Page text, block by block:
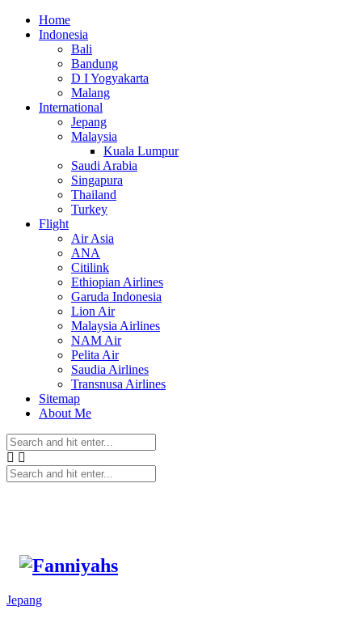
Home
Indonesia
Bali
Bandung
D I Yogyakarta
Malang
International
Jepang
Malaysia
Kuala Lumpur
Saudi Arabia
Singapura
Thailand
Turkey
Flight
Air Asia
ANA
Citilink
Ethiopian Airlines
Garuda Indonesia
Lion Air
Malaysia Airlines
NAM Air
Pelita Air
Saudia Airlines
Transnusa Airlines
Sitemap
About Me
Jepang